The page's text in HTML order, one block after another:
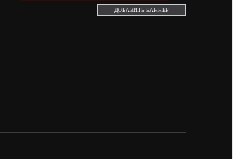
ДОБАВИТЬ БАННЕР